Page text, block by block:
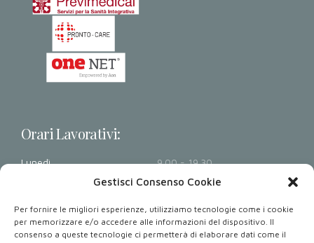
Gestisci Consenso Cookie
Per fornire le migliori esperienze, utilizziamo tecnologie come i cookie
per memorizzare e/o accedere alle informazioni del dispositivo. Il
consenso a queste tecnologie ci permetterà di elaborare dati come il
Orari Lavorativi:
Lunedì
9.00 - 19.30
9.00 - 19.30
Giovedì
9.00 - 19.30
Venerdì
9.00 - 19.30